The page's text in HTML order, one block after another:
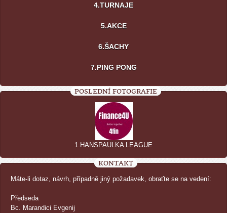
4.TURNAJE
5.AKCE
6.ŠACHY
7.PING PONG
POSLEDNÍ FOTOGRAFIE
1.HANSPAULKA LEAGUE
KONTAKT
Máte-li dotaz, návrh, případně jiný požadavek, obraťte se na vedení:
Předseda
Bc. Marandici Evgenij